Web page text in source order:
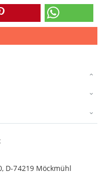
D-74219 Möckmühl